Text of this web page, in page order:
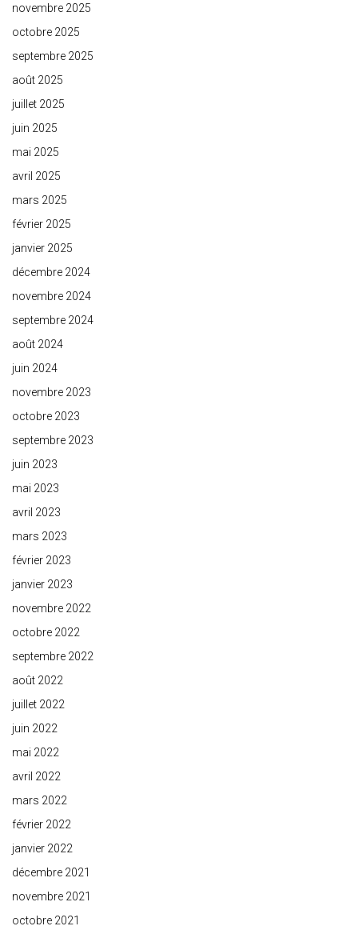
novembre 2025
octobre 2025
septembre 2025
août 2025
juillet 2025
juin 2025
mai 2025
avril 2025
mars 2025
février 2025
janvier 2025
décembre 2024
novembre 2024
septembre 2024
août 2024
juin 2024
novembre 2023
octobre 2023
septembre 2023
juin 2023
mai 2023
avril 2023
mars 2023
février 2023
janvier 2023
novembre 2022
octobre 2022
septembre 2022
août 2022
juillet 2022
juin 2022
mai 2022
avril 2022
mars 2022
février 2022
janvier 2022
décembre 2021
novembre 2021
octobre 2021